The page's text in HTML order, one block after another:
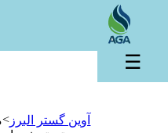
آوین گستر البرز >
☰